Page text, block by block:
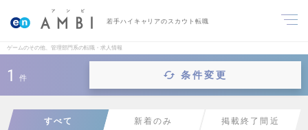
若手ハイキャリアのスカウト転職
ゲームのその他、管理部門系の転職・求人情報
1 件 条件変更
すべて 新着のみ 掲載終了間近